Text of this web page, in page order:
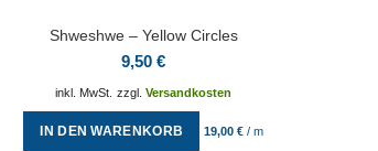
Shweshwe – Yellow Circles
9,50€
inkl. MwSt. zzgl.Versandkosten
IN DEN WARENKORB 19,00€ /m